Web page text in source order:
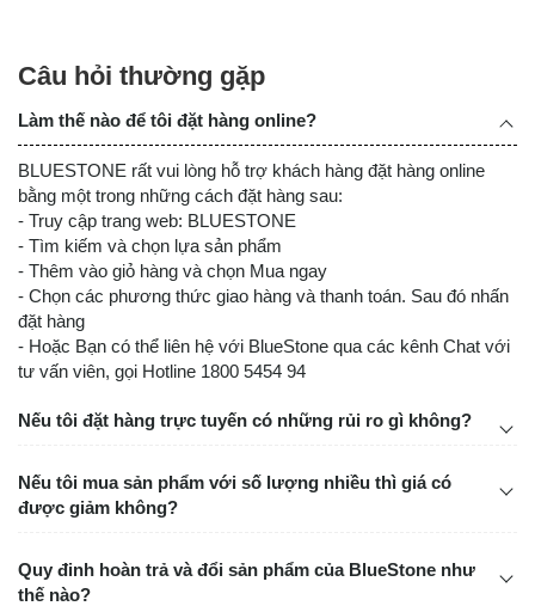
Câu hỏi thường gặp
Làm thế nào để tôi đặt hàng online?
BLUESTONE rất vui lòng hỗ trợ khách hàng đặt hàng online
bằng một trong những cách đặt hàng sau:
- Truy cập trang web: BLUESTONE
- Tìm kiếm và chọn lựa sản phẩm
- Thêm vào giỏ hàng và chọn Mua ngay
- Chọn các phương thức giao hàng và thanh toán. Sau đó nhấn
đặt hàng
- Hoặc Bạn có thể liên hệ với BlueStone qua các kênh Chat với
tư vấn viên, gọi Hotline 1800 5454 94
Nếu tôi đặt hàng trực tuyến có những rủi ro gì không?
Nếu tôi mua sản phẩm với số lượng nhiều thì giá có
được giảm không?
Quy đinh hoàn trả và đổi sản phẩm của BlueStone như
thế nào?